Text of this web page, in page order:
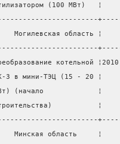
(100
Могилевская
котельной
3 в мини-ТЭЦ (15 -
(начало
Минская область